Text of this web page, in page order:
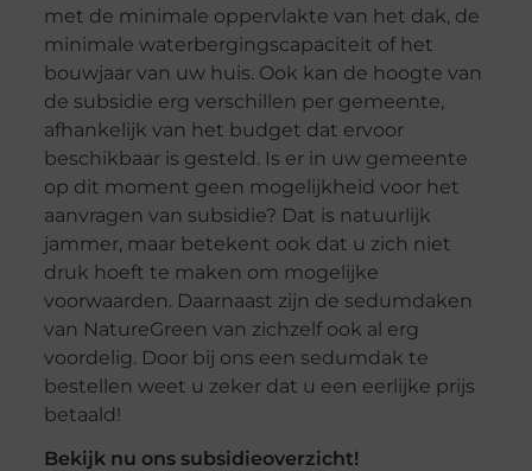
met de minimale oppervlakte van het dak, de
minimale waterbergingscapaciteit of het
bouwjaar van uw huis. Ook kan de hoogte van
de subsidie erg verschillen per gemeente,
afhankelijk van het budget dat ervoor
beschikbaar is gesteld. Is er in uw gemeente
op dit moment geen mogelijkheid voor het
aanvragen van subsidie? Dat is natuurlijk
jammer, maar betekent ook dat u zich niet
druk hoeft te maken om mogelijke
voorwaarden. Daarnaast zijn de sedumdaken
van NatureGreen van zichzelf ook al erg
voordelig. Door bij ons een sedumdak te
bestellen weet u zeker dat u een eerlijke prijs
betaald!
Bekijk nu ons subsidieoverzicht!